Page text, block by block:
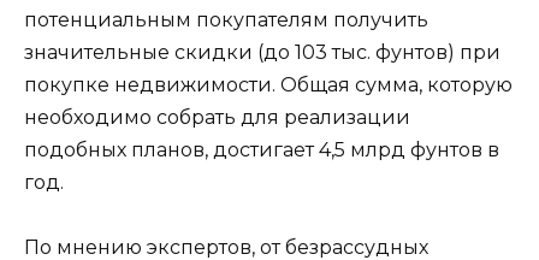
потенциальным покупателям получить
значительные скидки (до 103 тыс. фунтов) при
покупке недвижимости. Общая сумма, которую
необходимо собрать для реализации
подобных планов, достигает 4,5 млрд фунтов в
год.
По мнению экспертов, от безрассудных